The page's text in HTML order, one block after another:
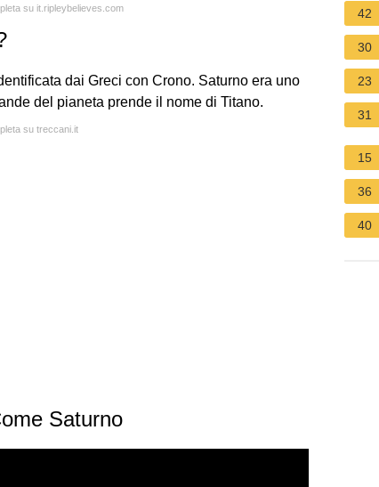
su it.ripleybelieves.com
dai Greci con Crono. Saturno era uno
del pianeta prende il nome di Titano.
su treccani.it
Saturno
42
30
23
31
15
36
40